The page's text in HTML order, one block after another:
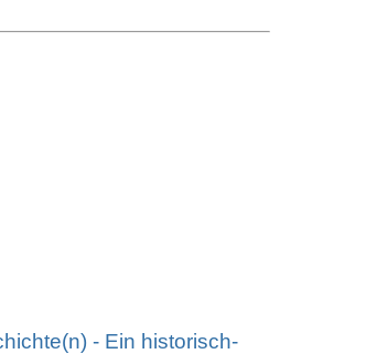
- Ein historisch-